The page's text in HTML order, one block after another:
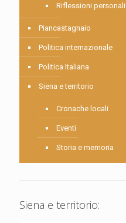
Riflessioni personali
Piancastagnaio
Politica internazionale
Politica Italiana
Siena e territorio
Cronache locali
Eventi
Storia e memoria
Siena e territorio: